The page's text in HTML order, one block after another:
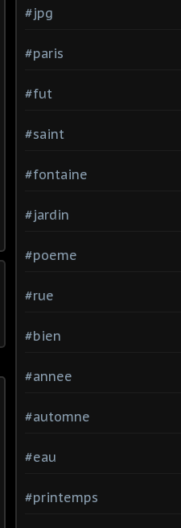
#jpg
#paris
#fut
#saint
#fontaine
#jardin
#poeme
#rue
#bien
#annee
#automne
#eau
#printemps